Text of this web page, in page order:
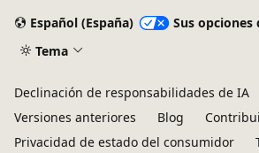
Español (España)
Sus opciones
Tema
Declinación de responsabilidades de IA
Versiones anteriores
Blog
Privacidad de estado del consumidor